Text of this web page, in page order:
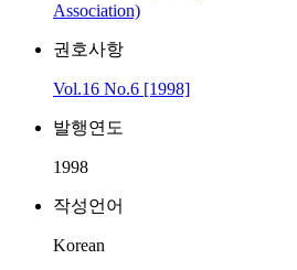
Association)
권호사항
Vol.16 No.6 [1998]
발행연도
1998
작성언어
Korean